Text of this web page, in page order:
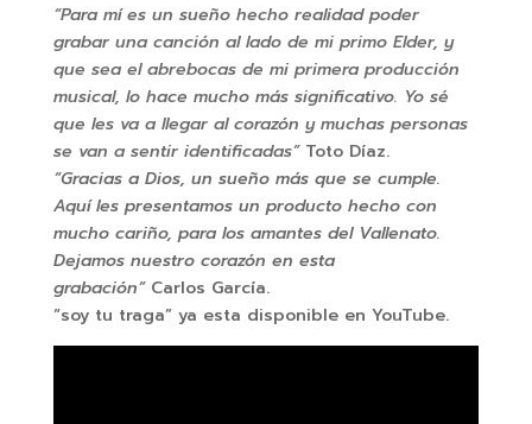
“Para mí es un sueño hecho realidad poder
grabar una canción al lado de mi primo Elder, y
que sea el abrebocas de mi primera producción
musical, lo hace mucho más significativo. Yo sé
que les va a llegar al corazón y muchas personas
se van a sentir identificadas”Toto Díaz.
“Gracias a Dios, un sueño más que se cumple.
Aquí les presentamos un producto hecho con
mucho cariño, para los amantes del Vallenato.
Dejamos nuestro corazón en esta
grabación”Carlos García.
“soy tu traga” ya esta disponible en YouTube.